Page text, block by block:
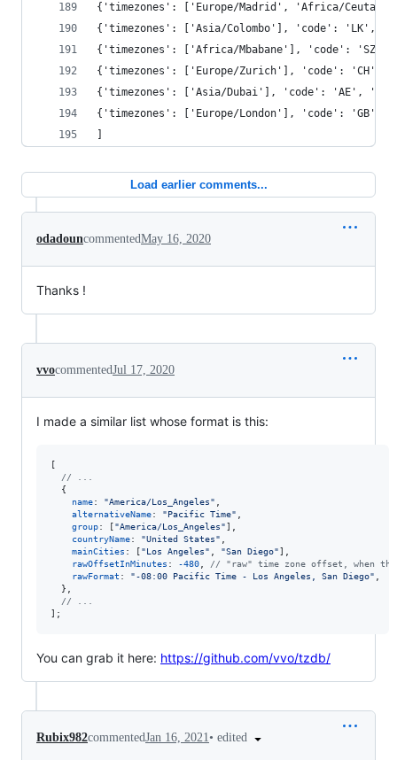
{'timezones': ['Europe/Madrid', 'Africa/
{'timezones': ['Asia/Colombo'], 'code': 'LK',
{'timezones': ['Africa/Mbabane'], 'code':
{'timezones': ['Europe/Zurich'], 'code':
{'timezones': ['Asia/Dubai'], 'code': 'AE',
{'timezones': ['Europe/London'], 'code': 'GB',
Load earlier comments...
odadouncommentedMay 16, 2020
Thanks !
vvocommentedJul 17, 2020
I made a similar list whose format is this:
[
// ...
{
name: "America/Los_Angeles"
alternativeName: "Pacific Time"
group: ["America/Los_Angeles"]
countryName: "United States"
mainCities : ["Los Angeles" "San Diego"]
rawOffsetInMinutes : -480
// "raw" time zone offset, when
rawFormat : "-08:00 Pacific Time - Los Angeles, San Diego"
}
// ...
] ;
You can grab it here: https://github.com/vvo/tzdb/
Rubix982commentedJan 16, 2021• edited